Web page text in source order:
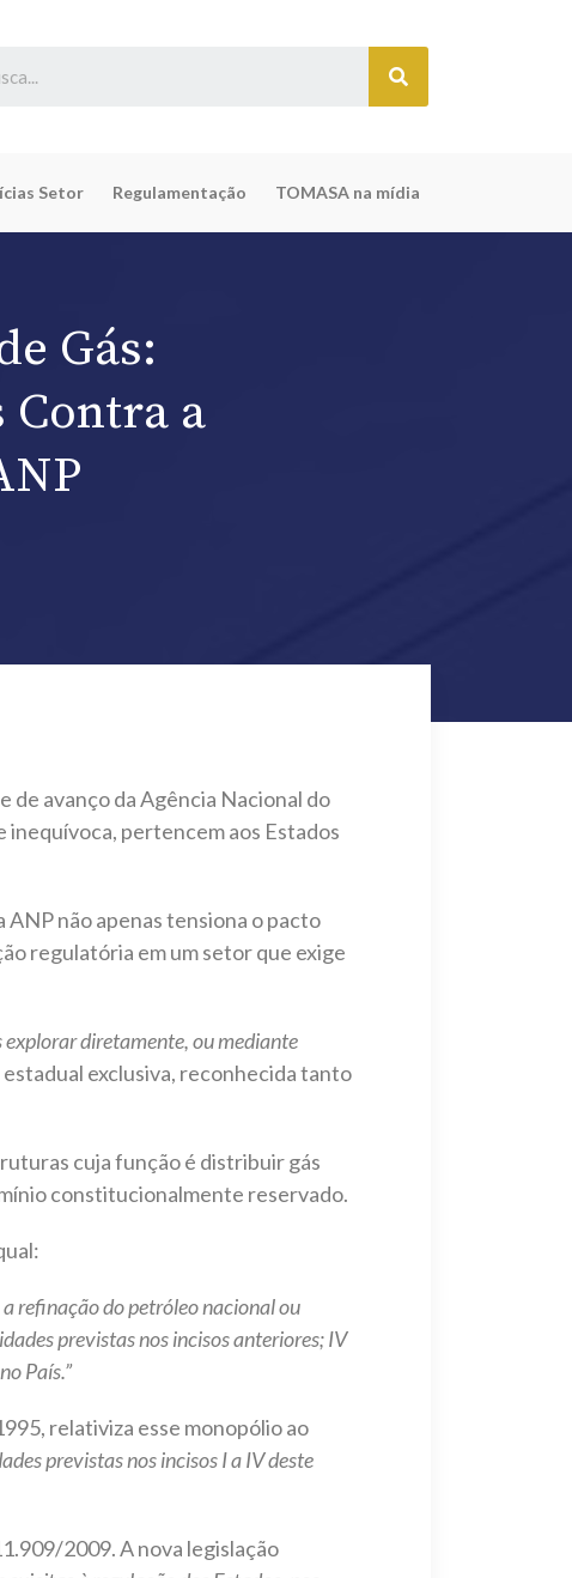
Setor Regulamentação TOMASA na mídia
Gás:
Contra a
avanço da Agência Nacional do
pertencem aos Estados
não apenas tensiona o pacto
regulatória em um setor que exige
explorar diretamente, ou mediante
exclusiva, reconhecida tanto
cuja função é distribuir gás
constitucionalmente reservado.
refinação do petróleo nacional ou
previstas nos incisos anteriores; IV
País.”
relativiza esse monopólio ao
previstas nos incisos I a IV deste
2009. A nova legislação